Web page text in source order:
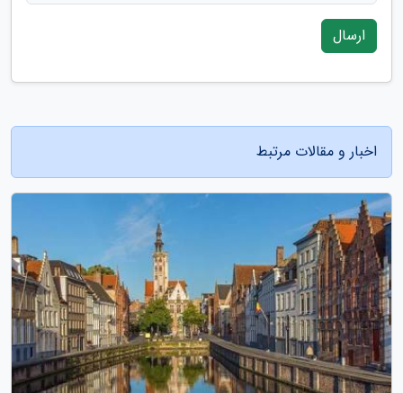
ارسال
اخبار و مقالات مرتبط